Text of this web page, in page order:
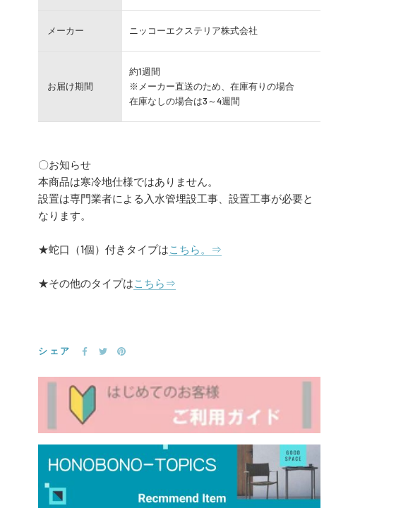
メーカー ニッコーエクステリア株式会社
お届け期間
約1週間
※メーカー直送のため、在庫有りの場合
在庫なしの場合は3～4週間
〇お知らせ
本商品は寒冷地仕様ではありません。
設置は専門業者による入水管埋設工事、設置工事が必要と
なります。
★蛇口（1個）付きタイプはこちら。⇒
★その他のタイプはこちら⇒
シェア